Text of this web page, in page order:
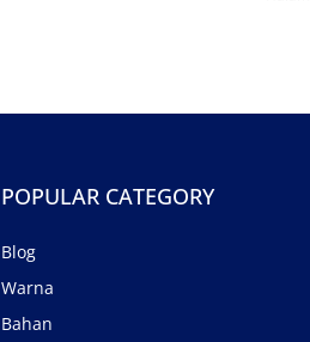
POPULAR CATEGORY
Blog
Warna
Bahan